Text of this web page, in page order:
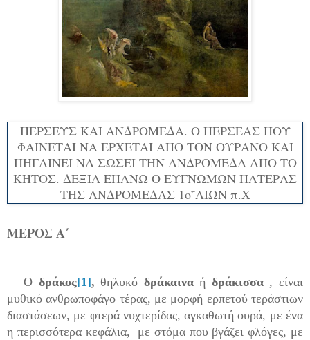
ΠΕΡΣΕΥΣ ΚΑΙ ΑΝΔΡΟΜΕΔΑ. Ο ΠΕΡΣΕΑΣ ΠΟΥ
ΦΑΙΝΕΤΑΙ ΝΑ ΕΡΧΕΤΑΙ ΑΠΟ ΤΟΝ ΟΥΡΑΝΟ ΚΑΙ
ΠΗΓΑΙΝΕΙ ΝΑ ΣΩΣΕΙ ΤΗΝ ΑΝΔΡΟΜΕΔΑ ΑΠΟ ΤΟ
ΚΗΤΟΣ. ΔΕΞΙΑ ΕΠΑΝΩ Ο ΕΥΓΝΩΜΩΝ ΠΑΤΕΡΑΣ
ΤΗΣ ΑΝΔΡΟΜΕΔΑΣ 1ο΅ΑΙΩΝ π.Χ
ΜΕΡΟΣ Α΄
Ο δράκος[1], θηλυκό δράκαιναή δράκισσα, είναι
μυθικό ανθρωποφάγο τέρας, με μορφή ερπετού τεράστιων
διαστάσεων, με φτερά νυχτερίδας, αγκαθωτή ουρά, με ένα
η περισσότερα κεφάλια, με στόμα που βγάζει φλόγες, με